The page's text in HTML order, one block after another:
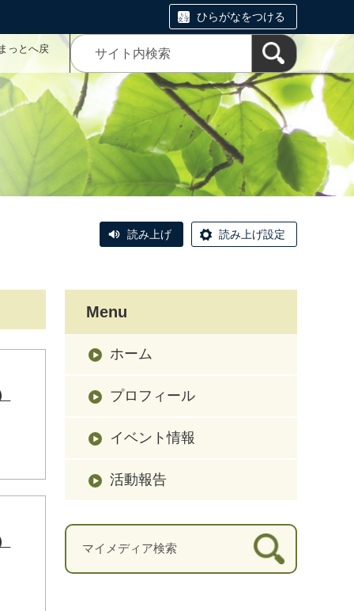
ひらがなをつける
っとへ戻
読み上げ 読み上げ設定
Menu
ホーム
プロフィール
イベント情報
活動報告